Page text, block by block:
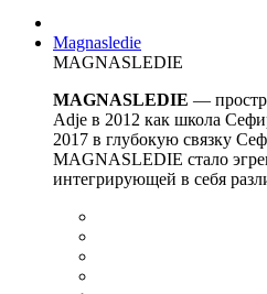
Magnasledie
MAGNASLEDIE
MAGNASLEDIE —
Adje в 2012 как школа
2017 в глубокую связку
MAGNASLEDIE стало
интегрирующей в себя